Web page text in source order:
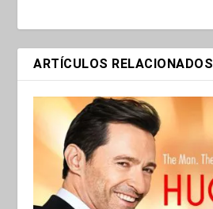
ARTÍCULOS RELACIONADOS